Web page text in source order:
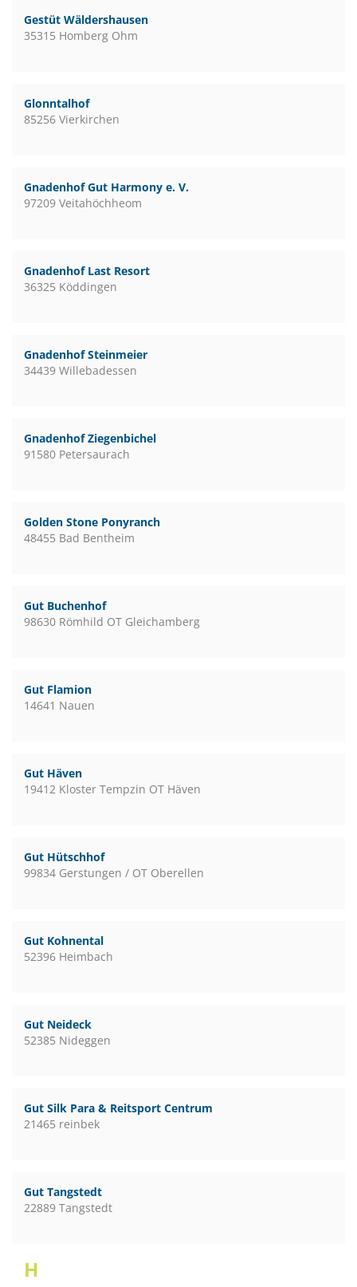
Gestüt Wäldershausen
35315 Homberg Ohm
Glonntalhof
85256 Vierkirchen
Gnadenhof Gut Harmony e. V.
97209 Veitahöchheom
Gnadenhof Last Resort
36325 Köddingen
Gnadenhof Steinmeier
34439 Willebadessen
Gnadenhof Ziegenbichel
91580 Petersaurach
Golden Stone Ponyranch
48455 Bad Bentheim
Gut Buchenhof
98630 Römhild OT Gleichamberg
Gut Flamion
14641 Nauen
Gut Häven
19412 Kloster Tempzin OT Häven
Gut Hütschhof
99834 Gerstungen / OT Oberellen
Gut Kohnental
52396 Heimbach
Gut Neideck
52385 Nideggen
Gut Silk Para & Reitsport Centrum
21465 reinbek
Gut Tangstedt
22889 Tangstedt
H